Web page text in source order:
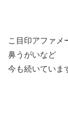
こ目印アファメ
鼻うがいなど
今も続いていま